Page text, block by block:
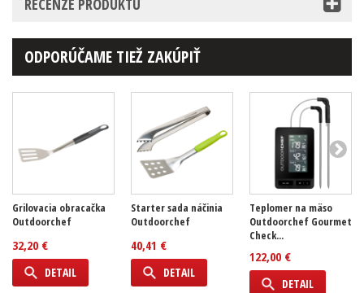
RECENZE PRODUKTU
ODPORÚČAME TIEŽ ZAKÚPIŤ
Grilovacia obracačka
Outdoorchef
32,20 €
DETAIL
Starter sada náčinia
Outdoorchef
40,41 €
DETAIL
Teplomer na mäso
Outdoorchef Gourmet
Check...
122,00 €
DETAIL